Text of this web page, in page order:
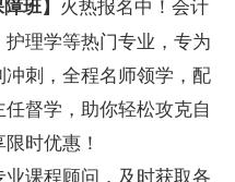
班】
理学等热门专业，专为
刺，全程名师领学，配
督学，助你轻松攻克自
时优惠！
课程顾问，及时获取各